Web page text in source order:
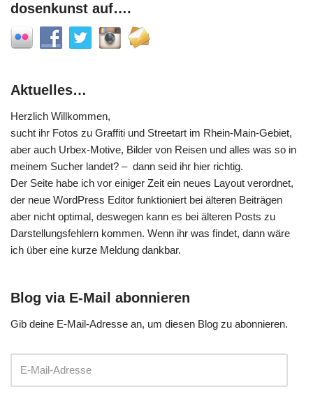
dosenkunst auf….
Aktuelles…
Herzlich Willkommen,
sucht ihr Fotos zu Graffiti und Streetart im Rhein-Main-Gebiet,
aber auch Urbex-Motive, Bilder von Reisen und alles was so in
meinem Sucher landet? – dann seid ihr hier richtig.
Der Seite habe ich vor einiger Zeit ein neues Layout verordnet,
der neue WordPress Editor funktioniert bei älteren Beiträgen
aber nicht optimal, deswegen kann es bei älteren Posts zu
Darstellungsfehlern kommen. Wenn ihr was findet, dann wäre
ich über eine kurze Meldung dankbar.
Blog via E-Mail abonnieren
Gib deine E-Mail-Adresse an, um diesen Blog zu abonnieren.